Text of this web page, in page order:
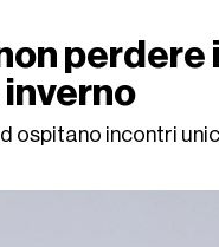
perdere
ospitano incontri